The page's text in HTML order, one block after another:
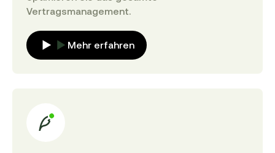
Vertragsmanagement.
Mehr erfahren